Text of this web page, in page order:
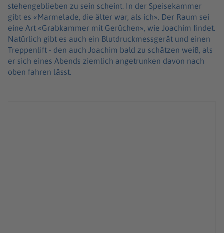
stehengeblieben zu sein scheint. In der Speisekammer
gibt es «Marmelade, die älter war, als ich». Der Raum sei
eine Art «Grabkammer mit Gerüchen», wie Joachim findet.
Natürlich gibt es auch ein Blutdruckmessgerät und einen
Treppenlift - den auch Joachim bald zu schätzen weiß, als
er sich eines Abends ziemlich angetrunken davon nach
oben fahren lässt.